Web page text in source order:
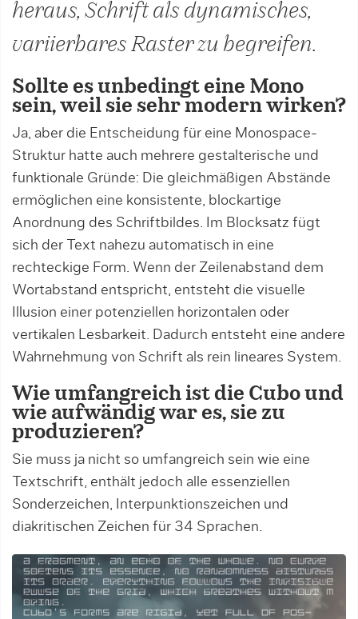
heraus, Schrift als dynamisches,
variierbares Raster zu begreifen.
Sollte es unbedingt eine Mono
sein, weil sie sehr modern wirken?
Ja, aber die Entscheidung für eine Monospace-
Struktur hatte auch mehrere gestalterische und
funktionale Gründe: Die gleichmäßigen Abstände
ermöglichen eine konsistente, blockartige
Anordnung des Schriftbildes. Im Blocksatz fügt
sich der Text nahezu automatisch in eine
rechteckige Form. Wenn der Zeilenabstand dem
Wortabstand entspricht, entsteht die visuelle
Illusion einer potenziellen horizontalen oder
vertikalen Lesbarkeit. Dadurch entsteht eine andere
Wahrnehmung von Schrift als rein lineares System.
Wie umfangreich ist die Cubo und
wie aufwändig war es, sie zu
produzieren?
Sie muss ja nicht so umfangreich sein wie eine
Textschrift, enthält jedoch alle essenziellen
Sonderzeichen, Interpunktionszeichen und
diakritischen Zeichen für 34 Sprachen.